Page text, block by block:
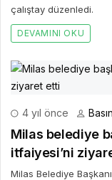
çalıştay düzenledi.
DEVAMINI OKU
4 yıl önce
Milas belediye
itfaiyesi’ni
Milas Belediye